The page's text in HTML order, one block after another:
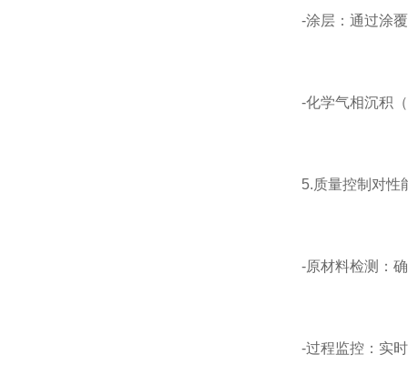
-涂层：通过涂覆
-化学气相沉积（
5.质量控制对性
-原材料检测：确
-过程监控：实时